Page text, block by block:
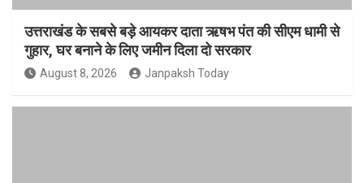
उत्तराखंड के सबसे बड़े आयकर दाता ऋषभ पंत की सीएम धामी से
गुहार, घर बनाने के लिए जमीन दिला दो सरकार
August 8, 2026 Janpaksh Today